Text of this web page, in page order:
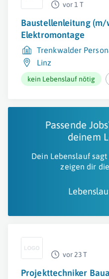
vor 1 T
Baustellenleitung
Elektromontage
Trenkwalder
Linz
kein Lebenslauf nötig
Passende
deinem
Dein Lebenslauf
zeigen dir
vor 23 T
Projekttechniker